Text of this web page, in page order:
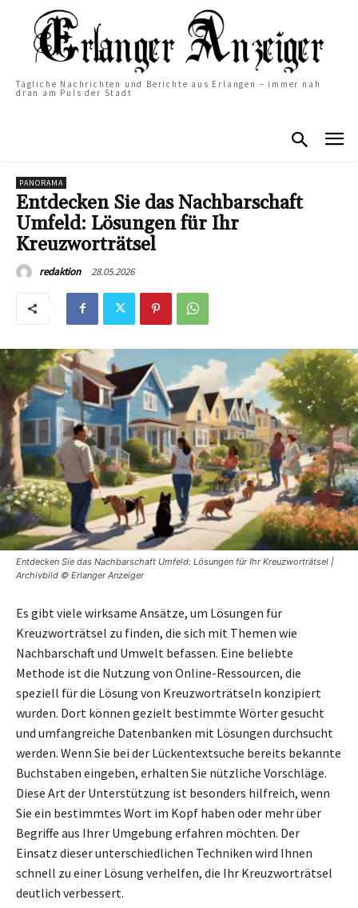
Tägliche Nachrichten und Berichte aus Erlangen – immer nah
dran am Puls der Stadt
PANORAMA
Entdecken Sie das Nachbarschaft
Umfeld: Lösungen für Ihr
Kreuzworträtsel
redaktion 28.05.2026
Entdecken Sie das Nachbarschaft Umfeld: Lösungen für Ihr Kreuzworträtsel |
Archivbild © Erlanger Anzeiger
Es gibt viele wirksame Ansätze, um Lösungen für
Kreuzworträtsel zu finden, die sich mit Themen wie
Nachbarschaft und Umwelt befassen. Eine beliebte
Methode ist die Nutzung von Online-Ressourcen, die
speziell für die Lösung von Kreuzworträtseln konzipiert
wurden. Dort können gezielt bestimmte Wörter gesucht
und umfangreiche Datenbanken mit Lösungen durchsucht
werden. Wenn Sie bei der Lückentextsuche bereits bekannte
Buchstaben eingeben, erhalten Sie nützliche Vorschläge.
Diese Art der Unterstützung ist besonders hilfreich, wenn
Sie ein bestimmtes Wort im Kopf haben oder mehr über
Begriffe aus Ihrer Umgebung erfahren möchten. Der
Einsatz dieser unterschiedlichen Techniken wird Ihnen
schnell zu einer Lösung verhelfen, die Ihr Kreuzworträtsel
deutlich verbessert.